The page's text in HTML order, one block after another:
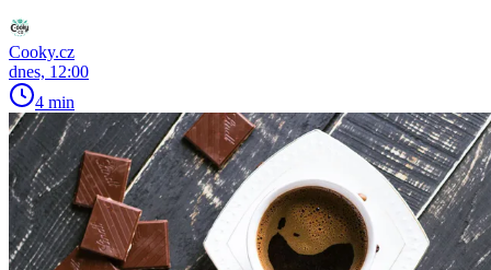
Cooky.cz
dnes, 12:00
4 min